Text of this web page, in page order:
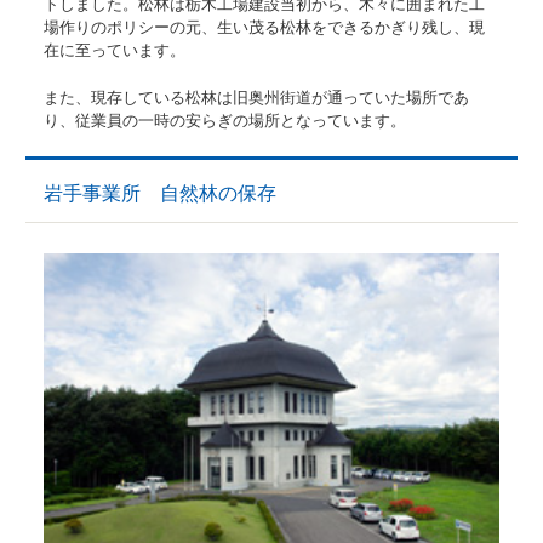
場作りのポリシーの元、生い茂る松林をできるかぎり残し、現
在に至っています。
また、現存している松林は旧奥州街道が通っていた場所であ
り、従業員の一時の安らぎの場所となっています。
岩手事業所 自然林の保存